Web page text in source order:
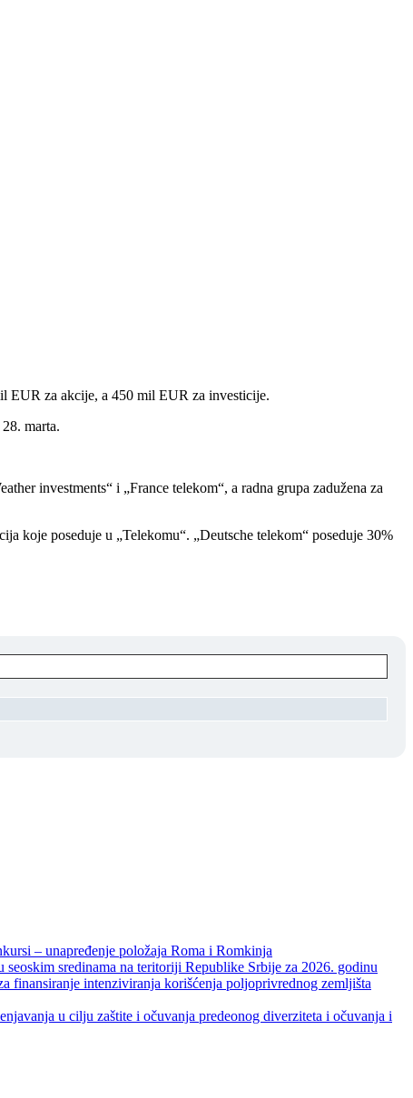
EUR za akcije, a 450 mil EUR za investicije.
marta.
investments“ i „France telekom“, a radna grupa zadužena za
koje poseduje u „Telekomu“. „Deutsche telekom“ poseduje 30%
– unapređenje položaja Roma i Romkinja
sredinama na teritoriji Republike Srbije za 2026. godinu
intenziviranja korišćenja poljoprivrednog zemljišta
u cilju zaštite i očuvanja predeonog diverziteta i očuvanja i